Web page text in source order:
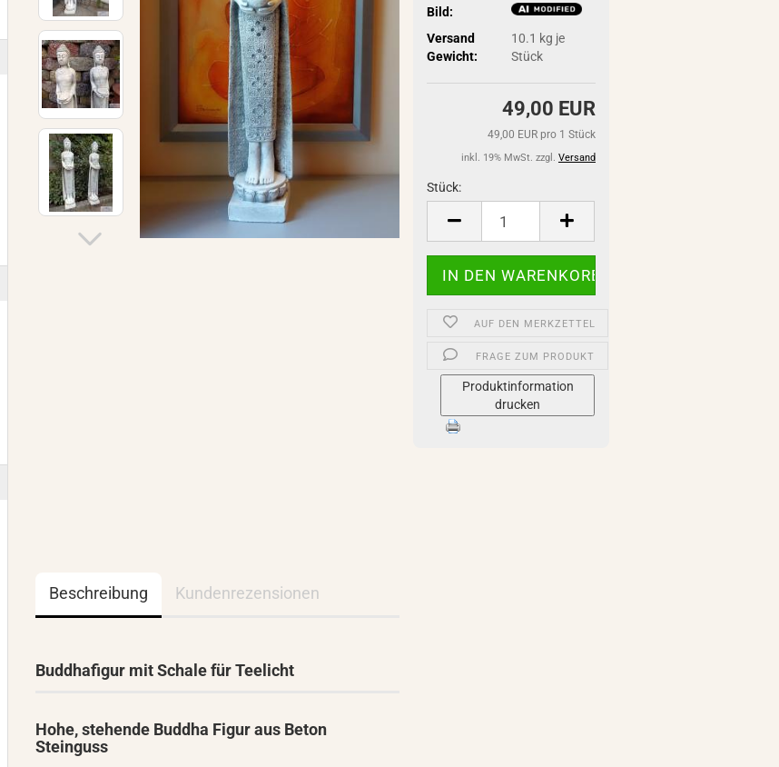
Bild:
Versand
Gewicht:
10.1 kg je
Stück
49,00 EUR
49,00 EUR pro 1 Stück
inkl. 19% MwSt. zzgl. Versand
Stück:
Stück
AUF DEN MERKZETTEL
FRAGE ZUM PRODUKT
Produktinformation
drucken
Beschreibung Kundenrezensionen
Buddhafigur mit Schale für Teelicht
Hohe, stehende Buddha Figur aus Beton
Steinguss